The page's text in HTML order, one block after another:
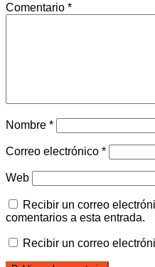
Comentario *
Nombre *
Correo electrónico *
Web
Recibir un correo
comentarios a esta entrada.
Recibir un correo